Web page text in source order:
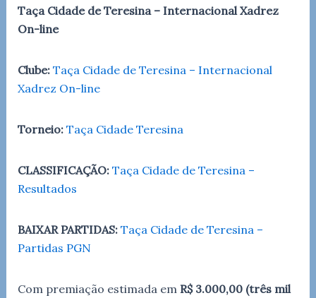
Taça Cidade de Teresina – Internacional Xadrez
On-line
Clube: Taça Cidade de Teresina – Internacional
Xadrez On-line
Torneio: Taça Cidade Teresina
CLASSIFICAÇÃO: Taça Cidade de Teresina –
Resultados
BAIXAR PARTIDAS: Taça Cidade de Teresina –
Partidas PGN
Com premiação estimada em R$ 3.000,00 (três mil